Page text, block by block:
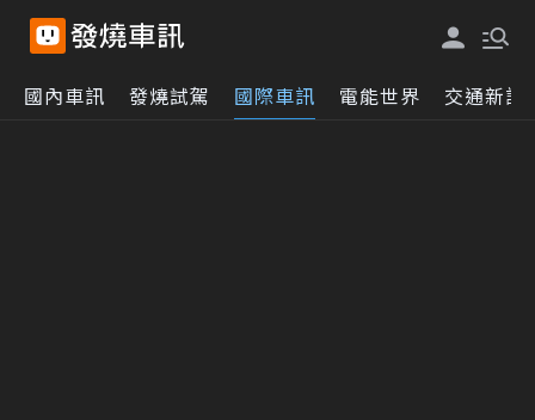
國內車訊 發燒試駕 國際車訊 電能世界 交通新訊